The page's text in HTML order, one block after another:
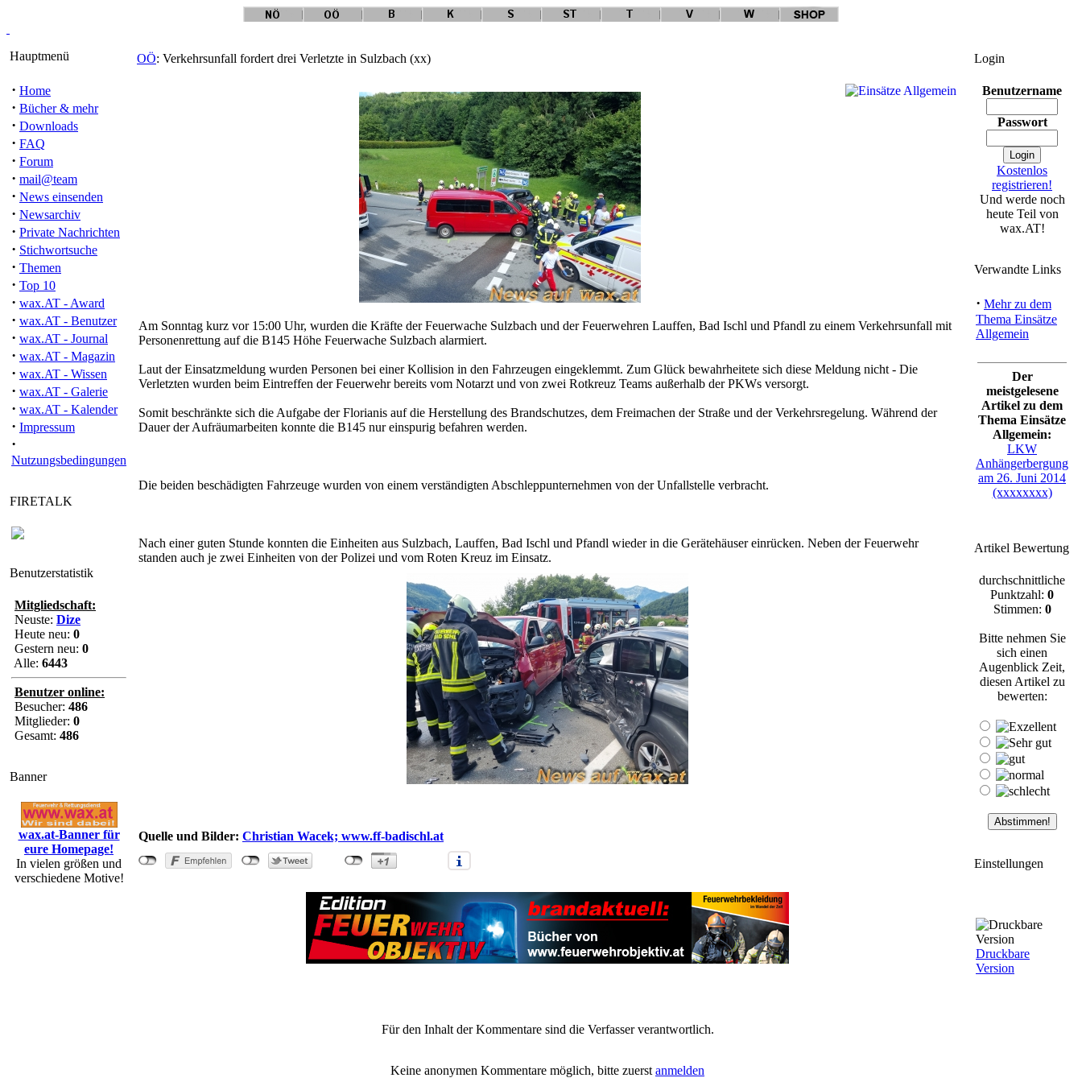
Hauptmenü
· Home
· Bücher & mehr
· Downloads
· FAQ
· Forum
· mail@team
· News einsenden
· Newsarchiv
· Private Nachrichten
· Stichwortsuche
· Themen
· Top 10
· wax.AT - Award
· wax.AT - Benutzer
· wax.AT - Journal
· wax.AT - Magazin
· wax.AT - Wissen
· wax.AT - Galerie
· wax.AT - Kalender
· Impressum
·
Nutzungsbedingungen
FIRETALK
Benutzerstatistik
Mitgliedschaft:
Neuste: Dize
Heute neu: 0
Gestern neu: 0
Alle: 6443
Benutzer online:
Besucher: 486
Mitglieder: 0
Gesamt: 486
Banner
wax.at-Banner für
eure Homepage!
In vielen größen und
verschiedene Motive!
OÖ: Verkehrsunfall fordert drei Verletzte in Sulzbach (xx)
Am Sonntag kurz vor 15:00 Uhr, wurden die Kräfte der Feuerwache Sulzbach und der Feuerwehren Lauffen, Bad Ischl und Pfandl zu einem Verkehrsunfall mit
Personenrettung auf die B145 Höhe Feuerwache Sulzbach alarmiert.
Laut der Einsatzmeldung wurden Personen bei einer Kollision in den Fahrzeugen eingeklemmt. Zum Glück bewahrheitete sich diese Meldung nicht - Die
Verletzten wurden beim Eintreffen der Feuerwehr bereits vom Notarzt und von zwei Rotkreuz Teams außerhalb der PKWs versorgt.
Somit beschränkte sich die Aufgabe der Florianis auf die Herstellung des Brandschutzes, dem Freimachen der Straße und der Verkehrsregelung. Während der
Dauer der Aufräumarbeiten konnte die B145 nur einspurig befahren werden.
Die beiden beschädigten Fahrzeuge wurden von einem verständigten Abschleppunternehmen von der Unfallstelle verbracht.
Nach einer guten Stunde konnten die Einheiten aus Sulzbach, Lauffen, Bad Ischl und Pfandl wieder in die Gerätehäuser einrücken. Neben der Feuerwehr
standen auch je zwei Einheiten von der Polizei und vom Roten Kreuz im Einsatz.
Quelle und Bilder: Christian Wacek; www.ff-badischl.at
Für den Inhalt der Kommentare sind die Verfasser verantwortlich.
Keine anonymen Kommentare möglich, bitte zuerst anmelden
Login
Benutzername
Passwort
Kostenlos
registrieren!
Und werde noch
heute Teil von
wax.AT!
Verwandte Links
· Mehr zu dem
Thema Einsätze
Allgemein
Der
meistgelesene
Artikel zu dem
Thema Einsätze
Allgemein:
LKW
Anhängerbergung
am 26. Juni 2014
(xxxxxxxx)
Artikel Bewertung
durchschnittliche
Punktzahl: 0
Stimmen: 0
Bitte nehmen Sie
sich einen
Augenblick Zeit,
diesen Artikel zu
bewerten:
Einstellungen
Druckbare
Version